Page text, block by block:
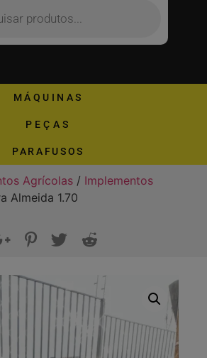
MÁQUINAS
PEÇAS
PARAFUSOS
Agrícolas / Implementos
Almeida 1.70